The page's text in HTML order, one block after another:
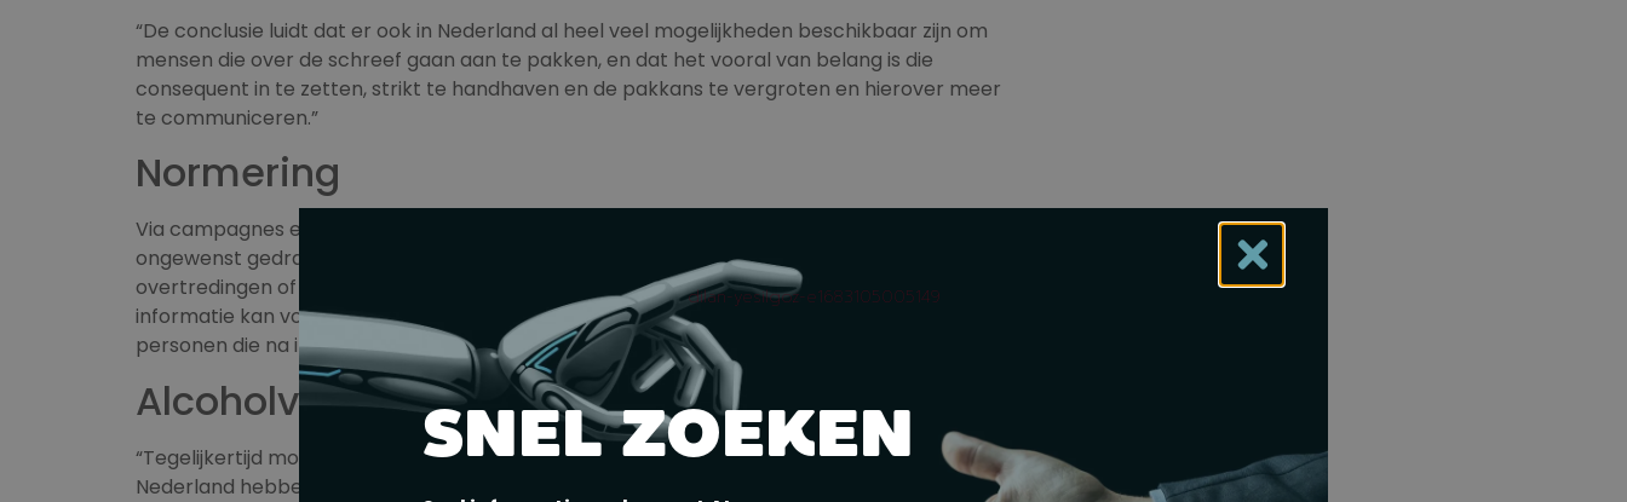
“De conclusie luidt dat er ook in Nederland al heel veel mogelijkheden beschikbaar zijn om
mensen die over de schreef gaan aan te pakken, en dat het vooral van belang is die
consequent in te zetten, strikt te handhaven en de pakkans te vergroten en hierover meer
te communiceren.”
Normering
Via campagnes en normering zou supporters duidelijk gemaakt moeten worden wat
ongewenst gedrag is en dat zij in het stadion niet anoniem zijn. Ook moet duidelijk zijn dat
overtredingen of ongewenst gedrag zullen leiden tot vervolging en strafoplegging. Die
informatie kan volgens Berenschot eventueel worden aangevuld met voorbeelden van
personen die na incidenten zijn veroordeeld, inclusief hoe hoog de straf en/of boete is.
Alcoholverbod
“Tegelijkertijd moeten we ook blijven kijken wat we nog meer kunnen doen,” vindt Yesilgöz. “In
Nederland hebben we een alcoholverbod bijvoorbeeld al eerder op verschillende manieren
dilan-yesilgoz-e1683105005149
SNEL ZOEKEN